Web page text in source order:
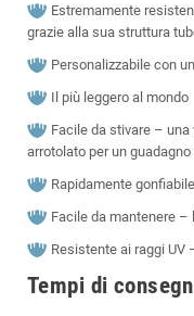
Estremamente
grazie alla sua struttura
Personalizzabile con
Il più leggero al mondo
Facile da stivare –
arrotolato per un
Rapidamente
Facile da mantenere –
Resistente ai raggi UV
Tempi di